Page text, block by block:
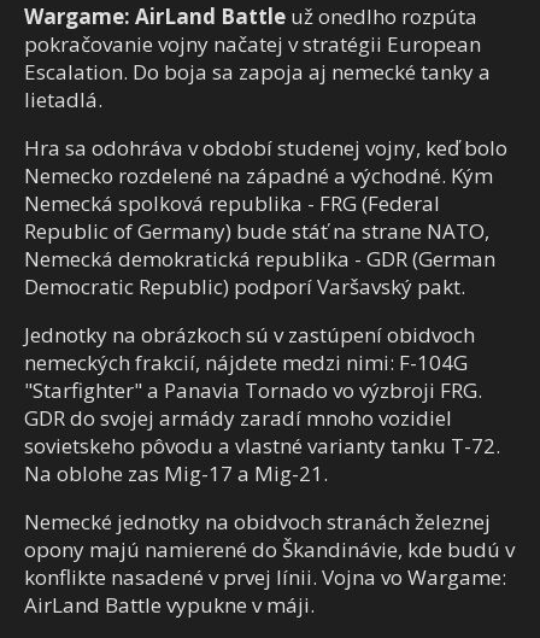
Wargame: AirLand Battle už onedlho rozpúta
pokračovanie vojny načatej v stratégii European
Escalation. Do boja sa zapoja aj nemecké tanky a
lietadlá.
Hra sa odohráva v období studenej vojny, keď bolo
Nemecko rozdelené na západné a východné. Kým
Nemecká spolková republika - FRG (Federal
Republic of Germany) bude stáť na strane NATO,
Nemecká demokratická republika - GDR (German
Democratic Republic) podporí Varšavský pakt.
Jednotky na obrázkoch sú v zastúpení obidvoch
nemeckých frakcií, nájdete medzi nimi: F-104G
"Starfighter" a Panavia Tornado vo výzbroji FRG.
GDR do svojej armády zaradí mnoho vozidiel
sovietskeho pôvodu a vlastné varianty tanku T-72.
Na oblohe zas Mig-17 a Mig-21.
Nemecké jednotky na obidvoch stranách železnej
opony majú namierené do Škandinávie, kde budú v
konflikte nasadené v prvej línii. Vojna vo Wargame:
AirLand Battle vypukne v máji.